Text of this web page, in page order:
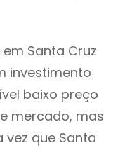
Santa Cruz
investimento
baixo preço
mercado, mas
vez que Santa